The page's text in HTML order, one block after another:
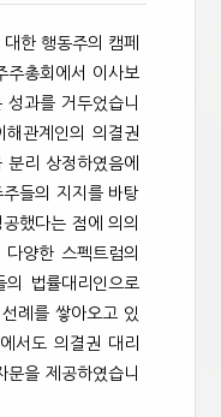
한 행동주의 캠페
주총회에서 이사보
과를 거두었습니
관계인의 의결권
리 상정하였음에
들의 지지를 바탕
했다는 점에 의의
양한 스펙트럼의
의 법률대리인으로
례를 쌓아오고 있
서도 의결권 대리
을 제공하였습니